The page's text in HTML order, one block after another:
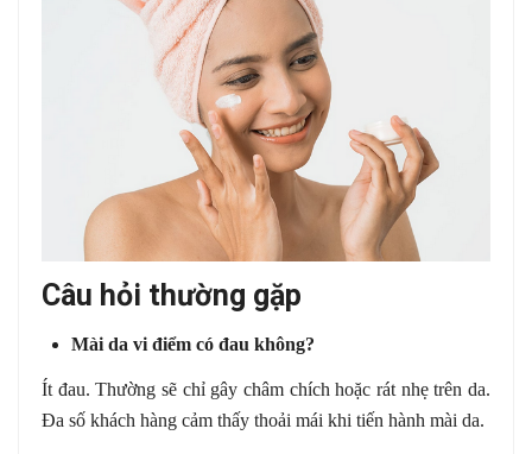
Câu hỏi thường gặp
Mài da vi điểm có đau không?
Ít đau. Thường sẽ chỉ gây châm chích hoặc rát nhẹ trên da.
Đa số khách hàng cảm thấy thoải mái khi tiến hành mài da.